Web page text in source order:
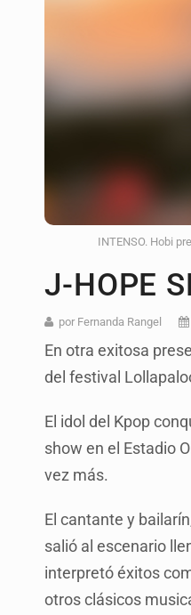
INTENSO. Hobi
J-HOPE
por Fernanda Rangel
En otra exitosa
del festival
El idol del Kpop
show en el Estadio
vez más.
El cantante y
salió al escenario
interpretó éxitos
otros clásicos